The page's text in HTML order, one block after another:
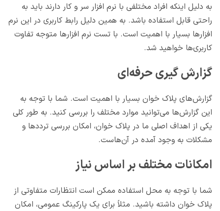
به دلیل اینکه افراد مختلفی با نرم افزار سر و کار دارند باید به
راحتی قابل استفاده باشد. به همین دلیل رابط کاربری در این نرم
افزارها بسیار با اهمیت است. با تست نرم افزارها متوجه تفاوت
کاربری‌ها خواهید شد.
گزارش گیری حرفه‌ای
گزارش‌های پلاک خوان بسیار با اهمیت است. شما با توجه به
این گزارش‌ها می‌توانید موارد مختلف را بررسی کنید. به طور کلی
یکی از اهداف اصلی ما در پلاک خوان، امکان بررسی ترددها و
مشکلات به وجود آمده در آن‌هاست.
امکانات مختلف بر اساس نیاز
شما با توجه به محل استفاده ممکن است انتظارات متفاوتی از
پلاک خوان داشته باشید. مثلاً برای یک پارکینگ عمومی، امکان